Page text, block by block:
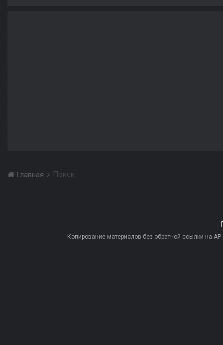
Главная Поиск
Копирование материалов без обратной ссылки на